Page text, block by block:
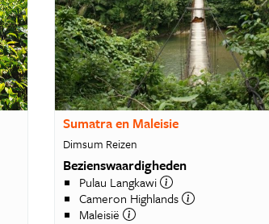
Sumatra en Maleisie
Dimsum Reizen
Bezienswaardigheden
Pulau Langkawi
Cameron Highlands
Maleisië